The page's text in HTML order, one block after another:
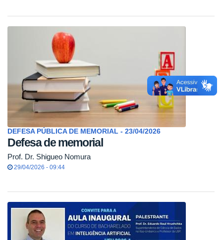
DEFESA PÚBLICA DE MEMORIAL - 23/04/2026
Defesa de memorial
Prof. Dr. Shigueo Nomura
29/04/2026 - 09:44